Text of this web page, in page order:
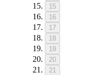
15
16
17
18
19
20
21